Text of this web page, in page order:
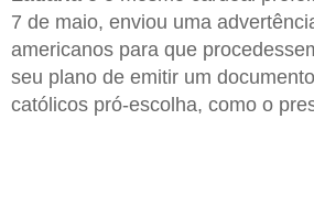
7 de maio, enviou uma
americanos para que
seu plano de emitir um
católicos pró-escolha, como o